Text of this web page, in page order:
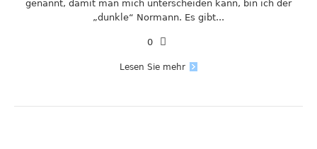
genannt, damit man mich unterscheiden kann, bin ich der
„dunkle“ Normann. Es gibt...
0
Lesen Sie mehr